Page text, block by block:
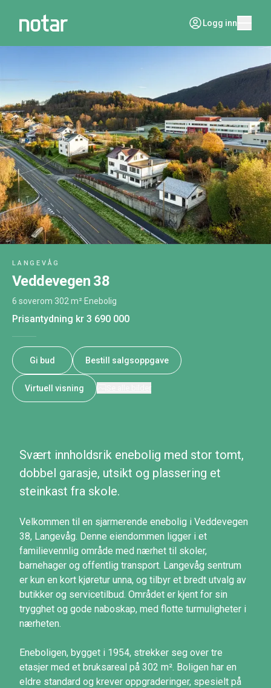
Logg inn
LANGEVÅG
Veddevegen 38
6 soverom·302 m²·Enebolig
Prisantydning kr 3 690 000
Gi bud Bestill salgsoppgave
Virtuell visning
Svært innholdsrik enebolig med stor tomt,
dobbel garasje, utsikt og plassering et
steinkast fra skole.
Velkommen til en sjarmerende enebolig i Veddevegen
38, Langevåg. Denne eiendommen ligger i et
familievennlig område med nærhet til skoler,
barnehager og offentlig transport. Langevåg sentrum
er kun en kort kjøretur unna, og tilbyr et bredt utvalg av
butikker og servicetilbud. Området er kjent for sin
trygghet og gode naboskap, med flotte turmuligheter i
nærheten.
Eneboligen, bygget i 1954, strekker seg over tre
etasjer med et bruksareal på 302 m². Boligen har en
eldre standard og krever oppgraderinger, spesielt på